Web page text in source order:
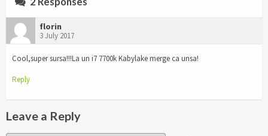
florin
3 July 2017
Cool,super sursa!!!La un i7 7700k Kabylake merge ca unsa!
Reply
Leave a Reply